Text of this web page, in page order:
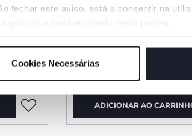
fechar este aviso, está a consentir na
Cookies Necessárias
1 com
Gel de Limpeza
€ 14,99
ADICIONAR AO